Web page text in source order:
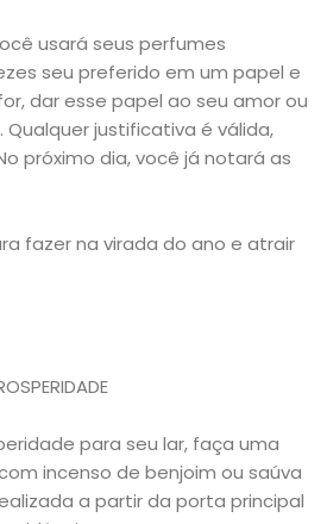
usará seus perfumes
seu preferido em um papel e
dar esse papel ao seu amor ou
justificativa é válida,
próximo dia, você já notará as
fazer na virada do ano e atrair
para seu lar, faça uma
incenso de benjoim ou saúva
a partir da porta principal